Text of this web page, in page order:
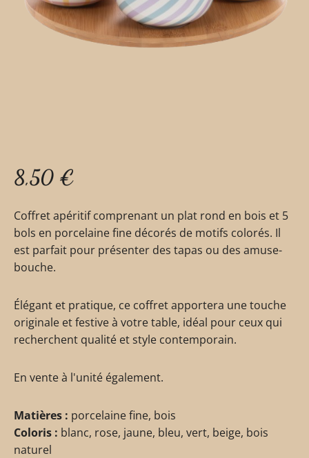
8,50 €
Coffret apéritif comprenant un plat rond en bois et 5
bols en porcelaine fine décorés de motifs colorés. Il
est parfait pour présenter des tapas ou des amuse-
bouche.
Élégant et pratique, ce coffret apportera une touche
originale et festive à votre table, idéal pour ceux qui
recherchent qualité et style contemporain.
En vente à l'unité également.
Matières : porcelaine fine, bois
Coloris : blanc, rose, jaune, bleu, vert, beige, bois
naturel